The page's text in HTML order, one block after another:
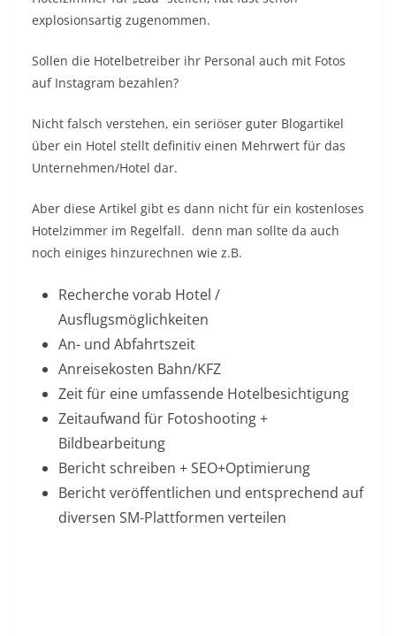
Aber diese Artikel gibt es dann nicht für ein kostenloses
Hotelzimmer im Regelfall. denn man sollte da auch
noch einiges hinzurechnen wie z.B.
Recherche vorab Hotel /
Ausflugsmöglichkeiten
An- und Abfahrtszeit
Zeit für eine umfassende Hotelbesichtigung
Zeitaufwand für Fotoshooting +
Bildbearbeitung
Bericht schreiben + SEO+Optimierung
Bericht veröffentlichen und entsprechend auf
diversen SM-Plattformen verteilen
Was ich persönlich aber hin- und wieder gerne in
Anspruch nehme ist ein kostenloses Zimmerupgrade.
Als ich anlässlich der Faszination Heimtier in
Düsseldorf unterwegs war hatte ich im Vorfeld das